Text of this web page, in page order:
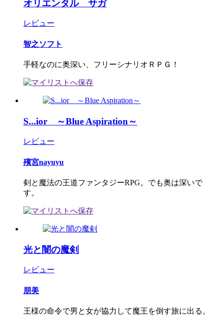
オリエンタル サガ
レビュー
智之ソフト
手軽なのに奥深い、フリーシナリオＲＰＧ！
S...ior ～Blue Aspiration～
レビュー
殯宮nayuyu
剣と魔法の王道ファンタジーRPG。でも奥は深いで
す。
光と闇の魔剣
レビュー
朋美
王様の命令で男と女が協力して魔王を倒す旅に出る。